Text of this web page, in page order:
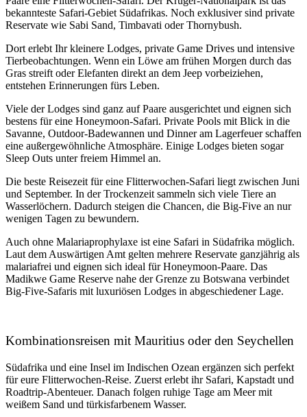
bekannteste Safari-Gebiet Südafrikas. Noch exklusiver sind private
Reservate wie Sabi Sand, Timbavati oder Thornybush.
Dort erlebt Ihr kleinere Lodges, private Game Drives und intensive
Tierbeobachtungen. Wenn ein Löwe am frühen Morgen durch das
Gras streift oder Elefanten direkt an dem Jeep vorbeiziehen,
entstehen Erinnerungen fürs Leben.
Viele der Lodges sind ganz auf Paare ausgerichtet und eignen sich
bestens für eine Honeymoon-Safari. Private Pools mit Blick in die
Savanne, Outdoor-Badewannen und Dinner am Lagerfeuer schaffen
eine außergewöhnliche Atmosphäre. Einige Lodges bieten sogar
Sleep Outs unter freiem Himmel an.
Die beste Reisezeit für eine Flitterwochen-Safari liegt zwischen Juni
und September. In der Trockenzeit sammeln sich viele Tiere an
Wasserlöchern. Dadurch steigen die Chancen, die Big-Five an nur
wenigen Tagen zu bewundern.
Auch ohne Malariaprophylaxe ist eine Safari in Südafrika möglich.
Laut dem Auswärtigen Amt gelten mehrere Reservate ganzjährig als
malariafrei und eignen sich ideal für Honeymoon-Paare. Das
Madikwe Game Reserve nahe der Grenze zu Botswana verbindet
Big-Five-Safaris mit luxuriösen Lodges in abgeschiedener Lage.
Kombinationsreisen mit Mauritius oder den Seychellen
Südafrika und eine Insel im Indischen Ozean ergänzen sich perfekt
für eure Flitterwochen-Reise. Zuerst erlebt ihr Safari, Kapstadt und
Roadtrip-Abenteuer. Danach folgen ruhige Tage am Meer mit
weißem Sand und türkisfarbenem Wasser.